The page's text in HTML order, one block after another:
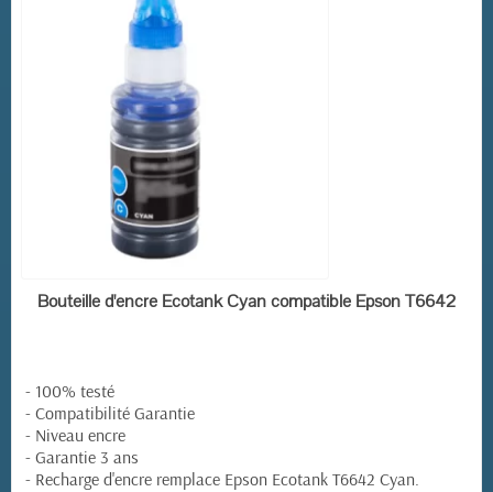
EN STOCK
Bouteille d'encre Ecotank Cyan compatible Epson T6642
- 100% testé
- Compatibilité Garantie
- Niveau encre
- Garantie 3 ans
- Recharge d'encre remplace Epson Ecotank T6642 Cyan